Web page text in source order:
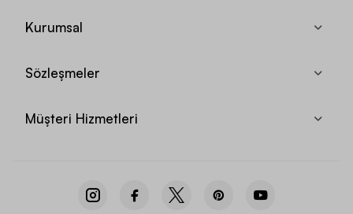
Kurumsal
Sözleşmeler
Müşteri Hizmetleri